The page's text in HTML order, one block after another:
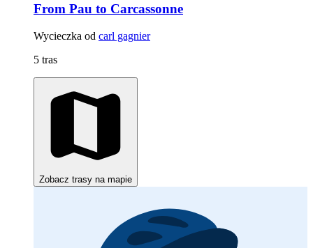
From Pau to Carcassonne
Wycieczka od carl gagnier
5 tras
Zobacz trasy na mapie